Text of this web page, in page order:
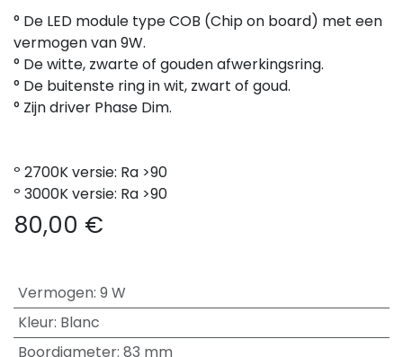
° De LED module type COB (Chip on board) met een
vermogen van 9W.
° De witte, zwarte of gouden afwerkingsring.
° De buitenste ring in wit, zwart of goud.
° Zijn driver Phase Dim.
º 2700K versie: Ra >90
º 3000K versie: Ra >90
80,00 €
Vermogen: 9 W
Kleur: Blanc
Boordiameter: 83 mm